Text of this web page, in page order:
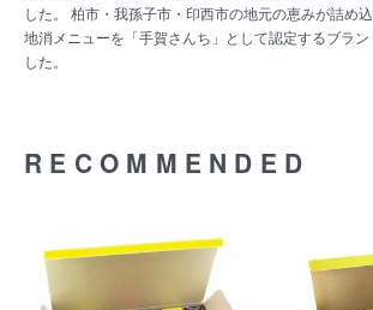
した。 柏市・我孫子市・印西市の地元の恵みが詰め
地消メニューを「手賀さんち」として認定するブラ
した。
RECOMMENDED